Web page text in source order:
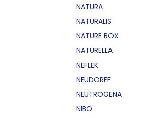
NATURA
NATURALIS
NATURE BOX
NATURELLA
NEFLEK
NEUDORFF
NEUTROGENA
NIBO